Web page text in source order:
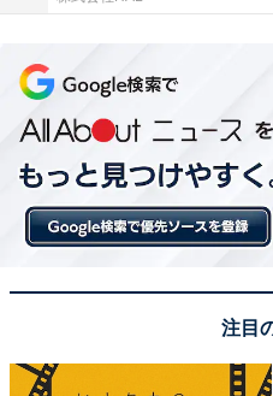
和風グリルチキン＆あらびきソーセー
オーブンでじっくり焼いて
それにかけるのは醤油をベ
を加えた和風ソースです。
なあらびきソーセージに加
注目